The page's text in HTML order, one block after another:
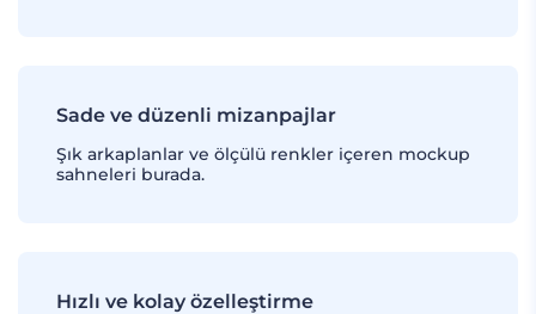
Sade ve düzenli mizanpajlar
Şık arkaplanlar ve ölçülü renkler içeren mockup
sahneleri burada.
Hızlı ve kolay özelleştirme